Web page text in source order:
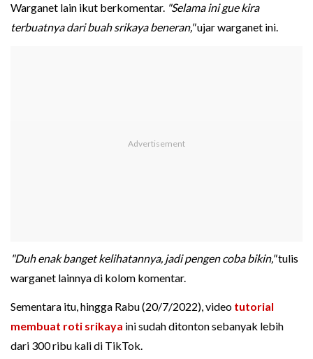
Warganet lain ikut berkomentar. "Selama ini gue kira
terbuatnya dari buah srikaya beneran,"ujar warganet ini.
"Duh enak banget kelihatannya, jadi pengen coba bikin,"tulis
warganet lainnya di kolom komentar.
Sementara itu, hingga Rabu (20/7/2022), video tutorial
membuat roti srikaya ini sudah ditonton sebanyak lebih
dari 300 ribu kali di TikTok.